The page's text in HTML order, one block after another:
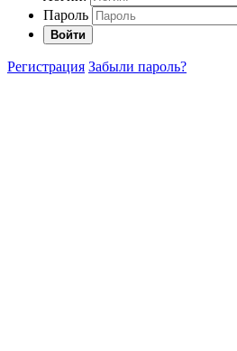
Пароль
Войти
Регистрация Забыли пароль?